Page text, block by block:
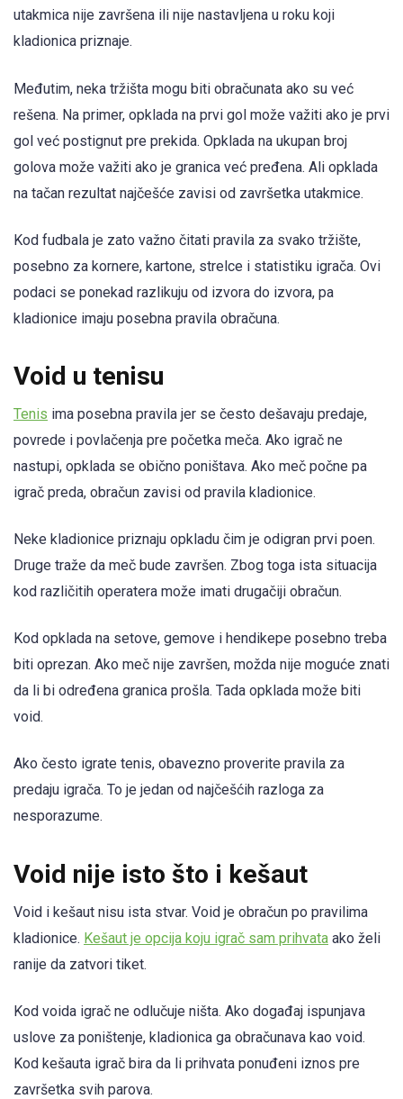
utakmica nije završena ili nije nastavljena u roku koji
kladionica priznaje.
Međutim, neka tržišta mogu biti obračunata ako su već
rešena. Na primer, opklada na prvi gol može važiti ako je prvi
gol već postignut pre prekida. Opklada na ukupan broj
golova može važiti ako je granica već pređena. Ali opklada
na tačan rezultat najčešće zavisi od završetka utakmice.
Kod fudbala je zato važno čitati pravila za svako tržište,
posebno za kornere, kartone, strelce i statistiku igrača. Ovi
podaci se ponekad razlikuju od izvora do izvora, pa
kladionice imaju posebna pravila obračuna.
Void u tenisu
Tenis ima posebna pravila jer se često dešavaju predaje,
povrede i povlačenja pre početka meča. Ako igrač ne
nastupi, opklada se obično poništava. Ako meč počne pa
igrač preda, obračun zavisi od pravila kladionice.
Neke kladionice priznaju opkladu čim je odigran prvi poen.
Druge traže da meč bude završen. Zbog toga ista situacija
kod različitih operatera može imati drugačiji obračun.
Kod opklada na setove, gemove i hendikepe posebno treba
biti oprezan. Ako meč nije završen, možda nije moguće znati
da li bi određena granica prošla. Tada opklada može biti
void.
Ako često igrate tenis, obavezno proverite pravila za
predaju igrača. To je jedan od najčešćih razloga za
nesporazume.
Void nije isto što i kešaut
Void i kešaut nisu ista stvar. Void je obračun po pravilima
kladionice. Kešaut je opcija koju igrač sam prihvata ako želi
ranije da zatvori tiket.
Kod voida igrač ne odlučuje ništa. Ako događaj ispunjava
uslove za poništenje, kladionica ga obračunava kao void.
Kod kešauta igrač bira da li prihvata ponuđeni iznos pre
završetka svih parova.